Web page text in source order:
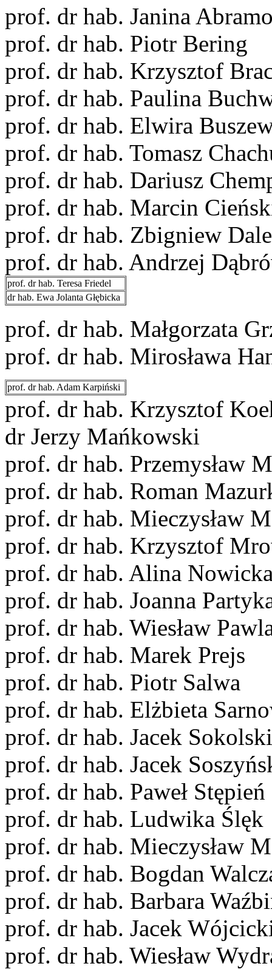
prof. dr hab. Janina
prof. dr hab. Piotr Bering
prof. dr hab. Krzysztof
prof. dr hab. Paulina
prof. dr hab. Elwira
prof. dr hab. Tomasz
prof. dr hab. Dariusz
prof. dr hab. Marcin
prof. dr hab. Zbigniew
prof. dr hab. Andrzej
prof. dr hab. Teresa Friedel
dr hab. Ewa Jolanta Głębicka
prof. dr hab. Małgorzata
prof. dr hab. Mirosława
prof. dr hab. Adam Karpiński
prof. dr hab. Krzysztof
dr Jerzy Mańkowski
prof. dr hab. Przemysław
prof. dr hab. Roman
prof. dr hab. Mieczysław
prof. dr hab. Krzysztof
prof. dr hab. Alina
prof. dr hab. Joanna
prof. dr hab. Wiesław
prof. dr hab. Marek Prejs
prof. dr hab. Piotr Salwa
prof. dr hab. Elżbieta
prof. dr hab. Jacek Sokolski
prof. dr hab. Jacek
prof. dr hab. Paweł Stępień
prof. dr hab. Ludwika Ślęk
prof. dr hab. Mieczysław
prof. dr hab. Bogdan
prof. dr hab. Barbara
prof. dr hab. Jacek
prof. dr hab. Wiesław